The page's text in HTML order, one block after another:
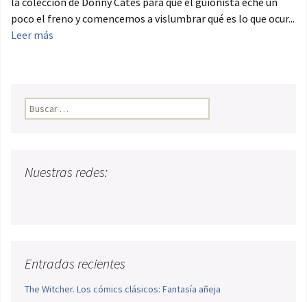
poco el freno y comencemos a vislumbrar qué es lo que ocur...
Leer más
Buscar:
Nuestras redes:
Entradas recientes
The Witcher. Los cómics clásicos: Fantasía añeja